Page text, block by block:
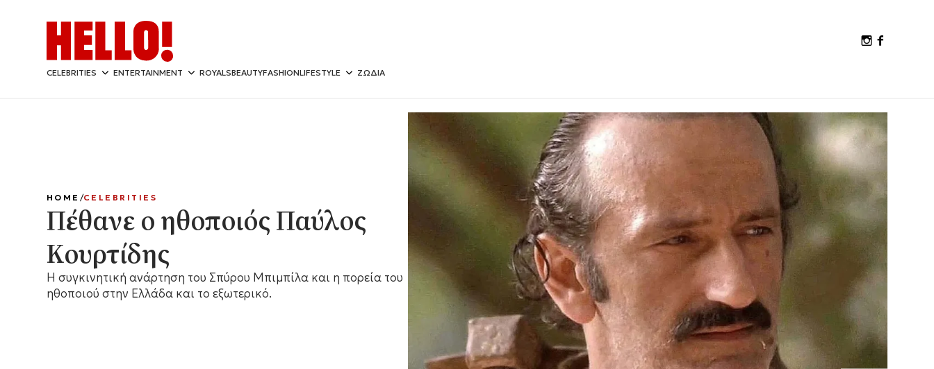
CELEBRITIES ENTERTAINMENT ROYALSBEAUTYFASHIONLIFESTYLE ΖΩΔΙΑ
HOME CELEBRITIES
Πέθανε ο ηθοποιός Παύλος
Κουρτίδης
Η συγκινητική ανάρτηση του Σπύρου Μπιμπίλα και η πορεία του
ηθοποιού στην Ελλάδα και το εξωτερικό.